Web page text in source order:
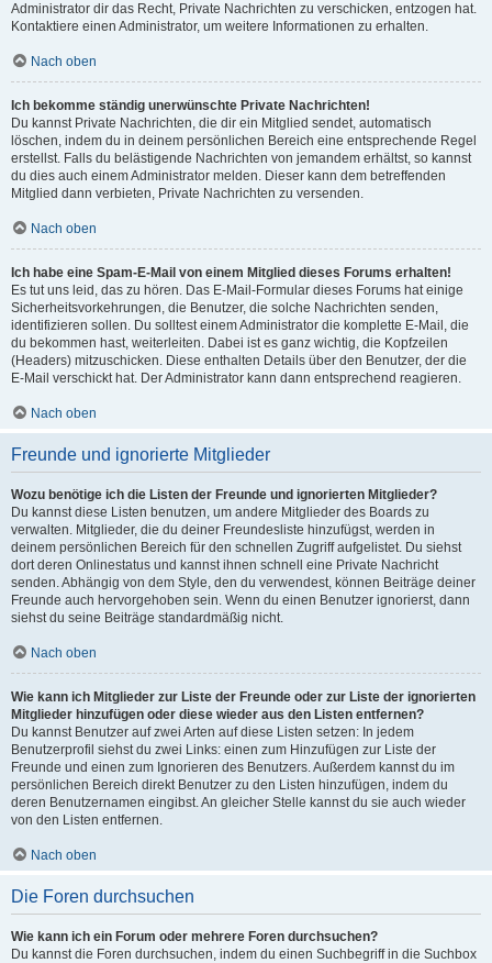
Administrator dir das Recht, Private Nachrichten zu verschicken, entzogen hat.
Kontaktiere einen Administrator, um weitere Informationen zu erhalten.
Nach oben
Ich bekomme ständig unerwünschte Private Nachrichten!
Du kannst Private Nachrichten, die dir ein Mitglied sendet, automatisch
löschen, indem du in deinem persönlichen Bereich eine entsprechende Regel
erstellst. Falls du belästigende Nachrichten von jemandem erhältst, so kannst
du dies auch einem Administrator melden. Dieser kann dem betreffenden
Mitglied dann verbieten, Private Nachrichten zu versenden.
Nach oben
Ich habe eine Spam-E-Mail von einem Mitglied dieses Forums erhalten!
Es tut uns leid, das zu hören. Das E-Mail-Formular dieses Forums hat einige
Sicherheitsvorkehrungen, die Benutzer, die solche Nachrichten senden,
identifizieren sollen. Du solltest einem Administrator die komplette E-Mail, die
du bekommen hast, weiterleiten. Dabei ist es ganz wichtig, die Kopfzeilen
(Headers) mitzuschicken. Diese enthalten Details über den Benutzer, der die
E-Mail verschickt hat. Der Administrator kann dann entsprechend reagieren.
Nach oben
Freunde und ignorierte Mitglieder
Wozu benötige ich die Listen der Freunde und ignorierten Mitglieder?
Du kannst diese Listen benutzen, um andere Mitglieder des Boards zu
verwalten. Mitglieder, die du deiner Freundesliste hinzufügst, werden in
deinem persönlichen Bereich für den schnellen Zugriff aufgelistet. Du siehst
dort deren Onlinestatus und kannst ihnen schnell eine Private Nachricht
senden. Abhängig von dem Style, den du verwendest, können Beiträge deiner
Freunde auch hervorgehoben sein. Wenn du einen Benutzer ignorierst, dann
siehst du seine Beiträge standardmäßig nicht.
Nach oben
Wie kann ich Mitglieder zur Liste der Freunde oder zur Liste der ignorierten
Mitglieder hinzufügen oder diese wieder aus den Listen entfernen?
Du kannst Benutzer auf zwei Arten auf diese Listen setzen: In jedem
Benutzerprofil siehst du zwei Links: einen zum Hinzufügen zur Liste der
Freunde und einen zum Ignorieren des Benutzers. Außerdem kannst du im
persönlichen Bereich direkt Benutzer zu den Listen hinzufügen, indem du
deren Benutzernamen eingibst. An gleicher Stelle kannst du sie auch wieder
von den Listen entfernen.
Nach oben
Die Foren durchsuchen
Wie kann ich ein Forum oder mehrere Foren durchsuchen?
Du kannst die Foren durchsuchen, indem du einen Suchbegriff in die Suchbox